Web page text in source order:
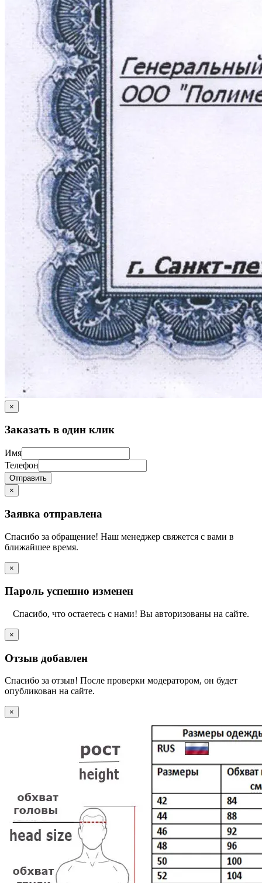
×
Заказать в один клик
Имя
Телефон
Отправить
×
Заявка отправлена
Спасибо за обращение! Наш менеджер свяжется с вами в
ближайшее время.
×
Пароль успешно изменен
Спасибо, что остаетесь с нами! Вы авторизованы на сайте.
×
Отзыв добавлен
Спасибо за отзыв! После проверки модератором, он будет
опубликован на сайте.
×